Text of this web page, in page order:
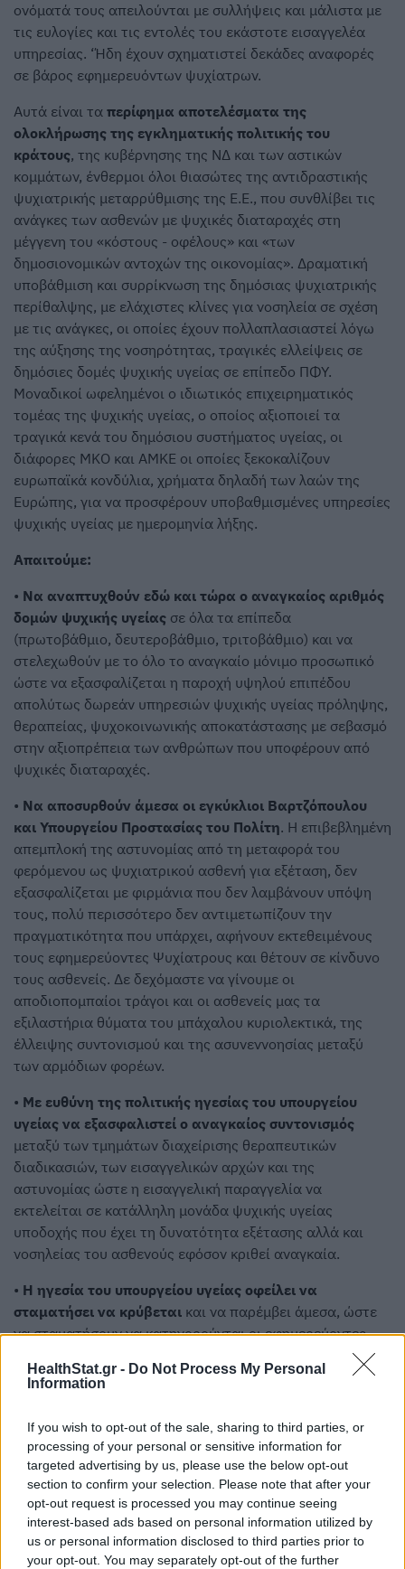
HealthStat.gr - Do Not Process My Personal
Information
If you wish to opt-out of the sale, sharing to third parties, or
processing of your personal or sensitive information for
targeted advertising by us, please use the below opt-out
section to confirm your selection. Please note that after your
opt-out request is processed you may continue seeing
interest-based ads based on personal information utilized by
us or personal information disclosed to third parties prior to
your opt-out. You may separately opt-out of the further
ονόματά τους απειλούνται με συλλήψεις και μάλιστα με
τις ευλογίες και τις εντολές του εκάστοτε εισαγγελέα
υπηρεσίας. ‘Ήδη έχουν σχηματιστεί δεκάδες αναφορές
σε βάρος εφημερευόντων ψυχίατρων.
Αυτά είναι τα περίφημα αποτελέσματα της
ολοκλήρωσης της εγκληματικής πολιτικής του
κράτους, της κυβέρνησης της ΝΔ και των αστικών
κομμάτων, ένθερμοι όλοι θιασώτες της αντιδραστικής
ψυχιατρικής μεταρρύθμισης της Ε.Ε., που συνθλίβει τις
ανάγκες των ασθενών με ψυχικές διαταραχές στη
μέγγενη του «κόστους - οφέλους» και «των
δημοσιονομικών αντοχών της οικονομίας». Δραματική
υποβάθμιση και συρρίκνωση της δημόσιας ψυχιατρικής
περίθαλψης, με ελάχιστες κλίνες για νοσηλεία σε σχέση
με τις ανάγκες, οι οποίες έχουν πολλαπλασιαστεί λόγω
της αύξησης της νοσηρότητας, τραγικές ελλείψεις σε
δημόσιες δομές ψυχικής υγείας σε επίπεδο ΠΦΥ.
Μοναδικοί ωφελημένοι ο ιδιωτικός επιχειρηματικός
τομέας της ψυχικής υγείας, ο οποίος αξιοποιεί τα
τραγικά κενά του δημόσιου συστήματος υγείας, οι
διάφορες ΜΚΟ και ΑΜΚΕ οι οποίες ξεκοκαλίζουν
ευρωπαϊκά κονδύλια, χρήματα δηλαδή των λαών της
Ευρώπης, για να προσφέρουν υποβαθμισμένες υπηρεσίες
ψυχικής υγείας με ημερομηνία λήξης.
Απαιτούμε:
• Να αναπτυχθούν εδώ και τώρα ο αναγκαίος αριθμός
δομών ψυχικής υγείας σε όλα τα επίπεδα
(πρωτοβάθμιο, δευτεροβάθμιο, τριτοβάθμιο) και να
στελεχωθούν με το όλο το αναγκαίο μόνιμο προσωπικό
ώστε να εξασφαλίζεται η παροχή υψηλού επιπέδου
απολύτως δωρεάν υπηρεσιών ψυχικής υγείας πρόληψης,
θεραπείας, ψυχοκοινωνικής αποκατάστασης με σεβασμό
στην αξιοπρέπεια των ανθρώπων που υποφέρουν από
ψυχικές διαταραχές.
• Να αποσυρθούν άμεσα οι εγκύκλιοι Βαρτζόπουλου
και Υπουργείου Προστασίας του Πολίτη. Η επιβεβλημένη
απεμπλοκή της αστυνομίας από τη μεταφορά του
φερόμενου ως ψυχιατρικού ασθενή για εξέταση, δεν
εξασφαλίζεται με φιρμάνια που δεν λαμβάνουν υπόψη
τους, πολύ περισσότερο δεν αντιμετωπίζουν την
πραγματικότητα που υπάρχει, αφήνουν εκτεθειμένους
τους εφημερεύοντες Ψυχίατρους και θέτουν σε κίνδυνο
τους ασθενείς. Δε δεχόμαστε να γίνουμε οι
αποδιοπομπαίοι τράγοι και οι ασθενείς μας τα
εξιλαστήρια θύματα του μπάχαλου κυριολεκτικά, της
έλλειψης συντονισμού και της ασυνεννοησίας μεταξύ
των αρμόδιων φορέων.
• Με ευθύνη της πολιτικής ηγεσίας του υπουργείου
υγείας να εξασφαλιστεί ο αναγκαίος συντονισμός
μεταξύ των τμημάτων διαχείρισης θεραπευτικών
διαδικασιών, των εισαγγελικών αρχών και της
αστυνομίας ώστε η εισαγγελική παραγγελία να
εκτελείται σε κατάλληλη μονάδα ψυχικής υγείας
υποδοχής που έχει τη δυνατότητα εξέτασης αλλά και
νοσηλείας του ασθενούς εφόσον κριθεί αναγκαία.
• Η ηγεσία του υπουργείου υγείας οφείλει να
σταματήσει να κρύβεται και να παρέμβει άμεσα, ώστε
να σταματήσουν να κατηγορούνται οι εφημερεύοντες
αστυνομία χωρίς να εξεταστεί ο ασθενής και χωρίς να
Να ανακληθεί άμεσα η οδηγία του υφυπουργού
υγείας, που επανέλαβε και από το βήμα της βουλής
μόλις πριν από ένα μήνα, για «παράκαμψη του Τμήματος
Επειγόντων Περιστατικών» και απευθείας εισαγωγή σε
ψυχιατρική κλινική, χωρίς να εξετάζονται και χωρίς να
διενεργείται ο αναγκαίος εργαστηριακός έλεγχος για τον
αποκλεισμό οργανικής αιτιολογίας της κλινικής εικόνας